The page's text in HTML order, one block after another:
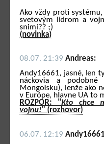
Ako vždy proti
svetovým lídrom a
snimi?? ;)
(novinka)
08.07. 21:39 Andreas:
Andy16661, jasné, len
náckovia a
Mongolsku), lenže ako
v Európe, hlavne UA to
ROZPOR: "Kto chce
vojnu!" (rozhovor)
06.07. 12:19